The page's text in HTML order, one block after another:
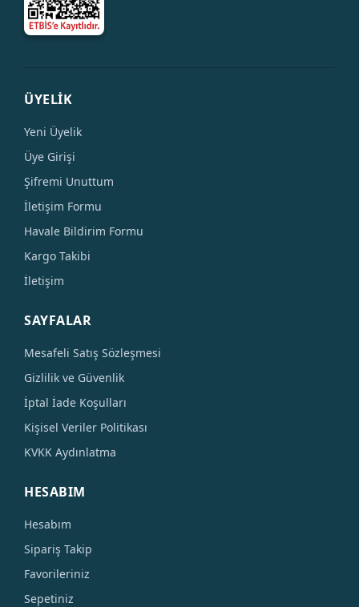
ÜYELİK
Yeni Üyelik
Üye Girişi
Şifremi Unuttum
İletişim Formu
Havale Bildirim Formu
Kargo Takibi
İletişim
SAYFALAR
Mesafeli Satış Sözleşmesi
Gizlilik ve Güvenlik
İptal İade Koşulları
Kişisel Veriler Politikası
KVKK Aydınlatma
HESABIM
Hesabım
Sipariş Takip
Favorileriniz
Sepetiniz